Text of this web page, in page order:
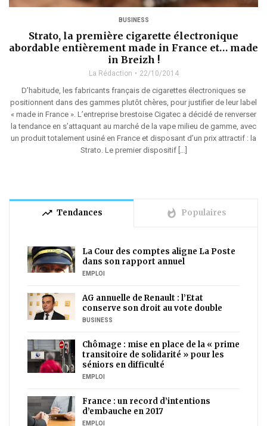
BUSINESS
Strato, la première cigarette électronique
abordable entièrement made in France et… made
in Breizh !
La Rédaction 22/10/2014
D’habitude, les fabricants français de cigarettes électroniques se
positionnent dans des gammes plutôt chères, pour justifier de leur label
« made in France ». L’entreprise brestoise Cigatec a décidé de renverser
la tendance en s’attaquant au marché de la vape milieu de gamme, avec
un produit totalement usiné en France et disposant d’un prix attractif : la
Strato. Le premier dispositif […]
trending_up Tendances whatshot Populaires
La Cour des comptes aligne La Poste
dans son rapport annuel
EMPLOI
AG annuelle de Renault : l’Etat
conserve son droit au vote double
BUSINESS
Chômage : mise en place de la « prime
transitoire de solidarité » pour les
séniors en difficulté
EMPLOI
France : un record d’intentions
d’embauche en 2017
EMPLOI